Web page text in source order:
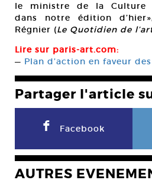
le ministre de la Culture
dans notre édition
Régnier (Le Quotidien de
Lire sur paris-art.com:
— Plan d’action en faveur
Partager l'article
F Facebook
AUTRES